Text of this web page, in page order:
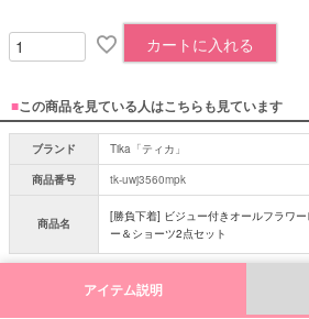
カートに入れる
■この商品を見ている人はこちらも見ています
ブランド
Tika「ティカ」
商品番号
tk-uwj3560mpk
商品名
[勝負下着] ビジュー付きオールフラワ
ー＆ショーツ2点セット
アイテム説明